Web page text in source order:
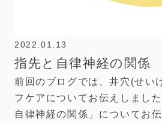
2022.01.13
指先と自律神経の関係
前回のブログでは、井穴(せい
フケアについてお伝えしまし
自律神経の関係」についてお